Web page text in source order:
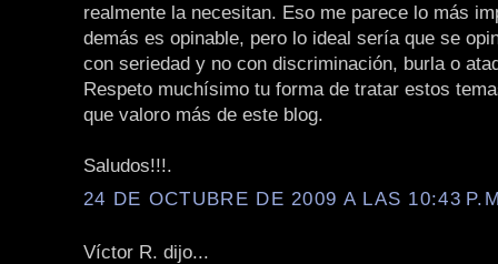
realmente la necesitan. Eso me parece lo más
demás es opinable, pero lo ideal sería que se
con seriedad y no con discriminación, burla o
Respeto muchísimo tu forma de tratar estos
que valoro más de este blog.
Saludos!!!.
24 DE OCTUBRE DE 2009 A LAS 10:43
Víctor R. dijo...